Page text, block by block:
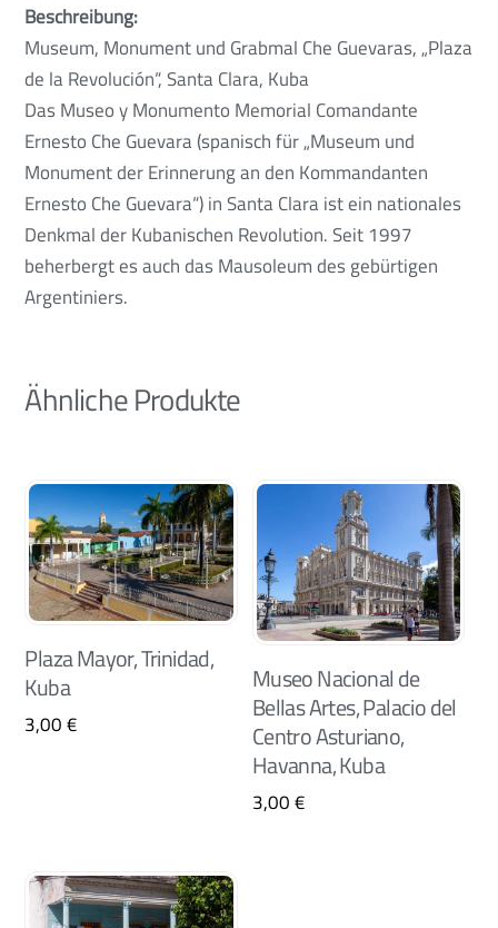
Beschreibung:
Museum, Monument und Grabmal Che Guevaras, „Plaza
de la Revolución“, Santa Clara, Kuba
Das Museo y Monumento Memorial Comandante
Ernesto Che Guevara (spanisch für „Museum und
Monument der Erinnerung an den Kommandanten
Ernesto Che Guevara“) in Santa Clara ist ein nationales
Denkmal der Kubanischen Revolution. Seit 1997
beherbergt es auch das Mausoleum des gebürtigen
Argentiniers.
Ähnliche Produkte
Plaza Mayor, Trinidad,
Kuba
3,00€
Museo Nacional de
Bellas Artes, Palacio del
Centro Asturiano,
Havanna, Kuba
3,00€